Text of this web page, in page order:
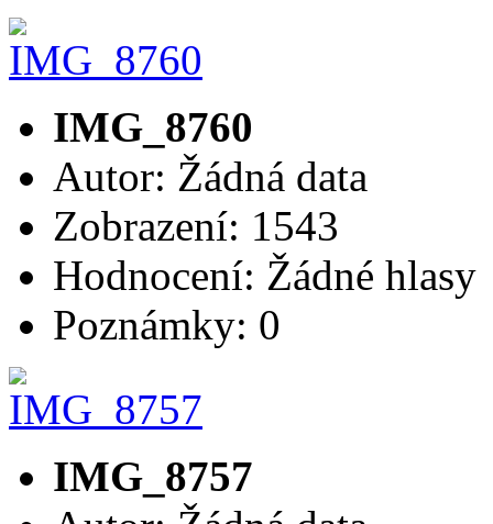
IMG_8760
Autor: Žádná data
Zobrazení: 1543
Hodnocení: Žádné hlasy
Poznámky: 0
IMG_8757